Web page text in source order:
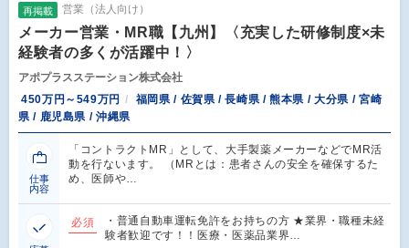
再掲載 営業（法人向け）
メーカー営業・MR職【九州】〈充実した研修制度×未
経験者の多くが活躍中！〉
アポプラスステーション株式会社
450万円～549万円
福岡県 / 佐賀県 / 長崎県 / 熊本県 / 大分県 / 宮崎
県 / 鹿児島県 / 沖縄県
仕事
内容
「コントラクトMR」として、大手製薬メーカーなどでMR活
動を行ないます。 （MRとは：患者さんの安全を確保するた
め、医師や…
必須
・普通自動車運転免許をお持ちの方 ★業界・職種未経
験者歓迎です！！医療・医薬品業界…